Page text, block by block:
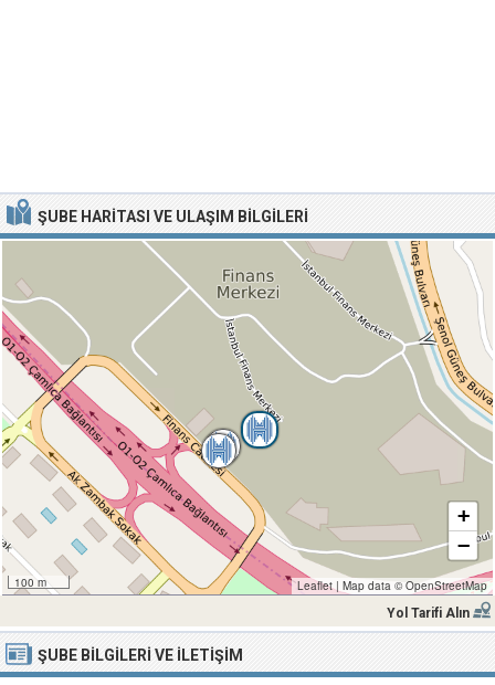
ŞUBE HARITASI VE ULAŞIM BILGILERI
100 m
+
−
Leaflet | Map data ©OpenStreetMap
Yol Tarifi Alın
ŞUBE BILGILERI VE İLETIŞIM